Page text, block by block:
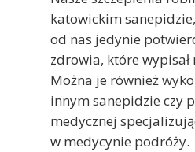
katowickim
od nas jedynie
zdrowia, które wypisał
Można je również
innym sanepidzie czy
medycznej
w medycynie podróży.